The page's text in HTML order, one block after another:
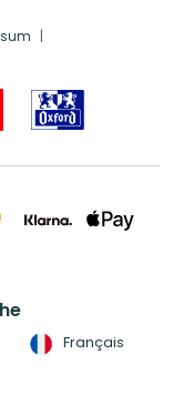
Français